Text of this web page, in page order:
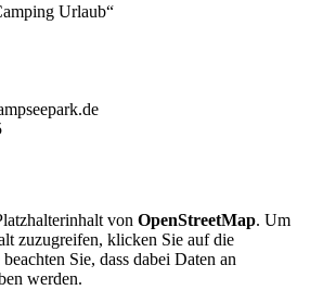
Urlaub“
von OpenStreetMap. Um
zuzugreifen, klicken Sie auf die
Sie, dass dabei Daten an
werden.